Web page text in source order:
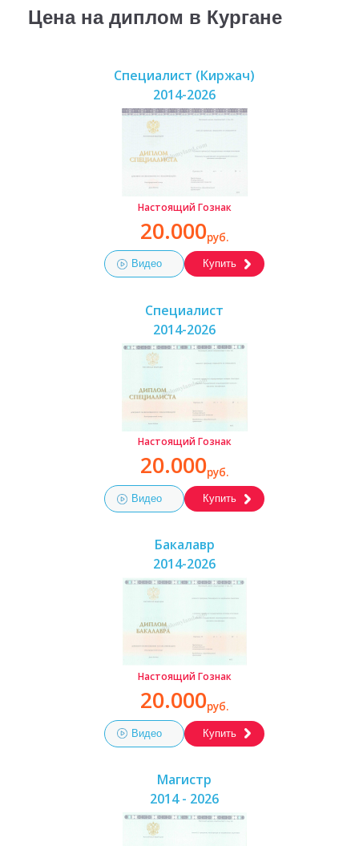
Цена на диплом в Кургане
Специалист (Киржач)
2014-2026
Настоящий Гознак
20.000руб.
Видео Купить
Специалист
2014-2026
Настоящий Гознак
20.000руб.
Видео Купить
Бакалавр
2014-2026
Настоящий Гознак
20.000руб.
Видео Купить
Магистр
2014 - 2026